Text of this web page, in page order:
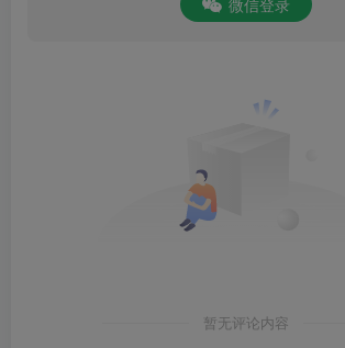
微信登录
暂无评论内容